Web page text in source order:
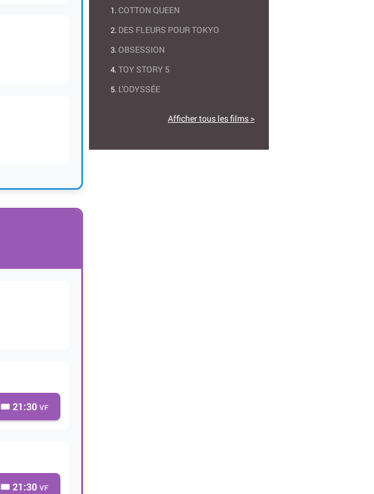
🎟️ 21:30 VF
🎟️ 21:30 VF
COTTON QUEEN
DES FLEURS POUR TOKYO
OBSESSION
TOY STORY 5
L'ODYSSÉE
Afficher tous les films >